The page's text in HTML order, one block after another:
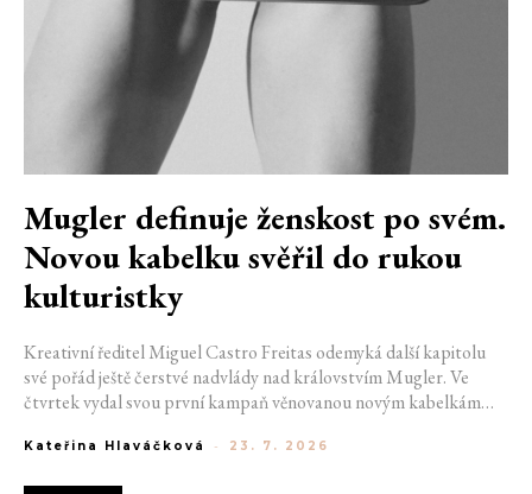
Mugler definuje ženskost po svém.
Novou kabelku svěřil do rukou
kulturistky
Kreativní ředitel Miguel Castro Freitas odemyká další kapitolu
své pořád ještě čerstvé nadvlády nad královstvím Mugler. Ve
čtvrtek vydal svou první kampaň věnovanou novým kabelkám
do módního domu dorazil. Umně mísí výrazy minulosti a dávných
Kateřina Hlaváčková - 23. 7. 2026